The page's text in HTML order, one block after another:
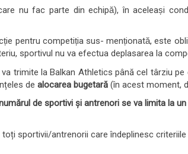
nu fac parte din echipă), în aceleași
pentru competiția sus- menționată, este
sportivul nu va efectua deplasarea la
trimite la Balkan Athletics până cel târziu
de alocarea bugetară (în acest moment,
de sportivi și antrenori se va limita la
sportivii/antrenorii care îndeplinesc